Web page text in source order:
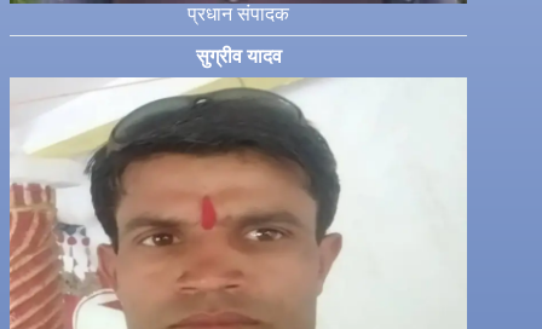
प्रधान संपादक
सुग्रीव यादव